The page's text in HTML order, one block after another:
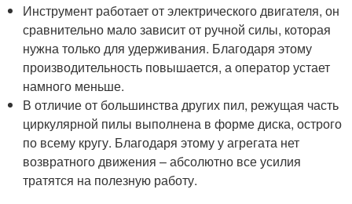
Инструмент работает от электрического двигателя, он
сравнительно мало зависит от ручной силы, которая
нужна только для удерживания. Благодаря этому
производительность повышается, а оператор устает
намного меньше.
В отличие от большинства других пил, режущая часть
циркулярной пилы выполнена в форме диска, острого
по всему кругу. Благодаря этому у агрегата нет
возвратного движения – абсолютно все усилия
тратятся на полезную работу.